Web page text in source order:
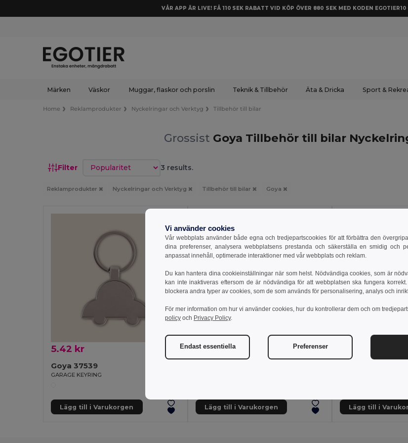
VÅR APP ÄR LIVE! FÅ 110 SEK RABATT VID KÖP ÖVER 880 SEK MED KODEN
Märken Väskor Muggar, flaskor och porslin Teknik & Tillbehör Äta & Dricka Sport &
Home Reklamprodukter Nyckelringar och Verktyg Tillbehör till bilar
Grossist Goya Tillbehör till bilar
Filter Sortera efter 3 results.
Reklamprodukter Nyckelringar och Verktyg Tillbehör till bilar Goya
5.42 kr
Goya 37539
GARAGE KEYRING
Lägg till i Varukorgen
25.93 kr
Lägg till i Varukorgen Lägg till i
Vi använder cookies
Vår webbplats använder både egna och tredjepartscookies för att förbättra den
dina preferenser, analysera webbplatsens prestanda och säkerställa en smidig och
anpassat innehåll, optimerade interaktioner med vår webbplats och reklam.
Du kan hantera dina cookieinställningar när som helst. Nödvändiga cookies, som är
kan inte inaktiveras eftersom de är nödvändiga för att webbplatsen ska fungera
blockera andra typer av cookies, som de som används för personalisering, analys och
För mer information om hur vi använder cookies, hur du kontrollerar dem och om
policy och Privacy Policy.
Endast essentiella Preferenser